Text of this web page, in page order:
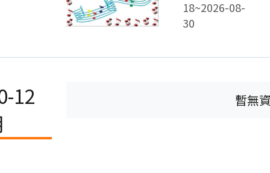
18~2026-08-
30
12
暫無